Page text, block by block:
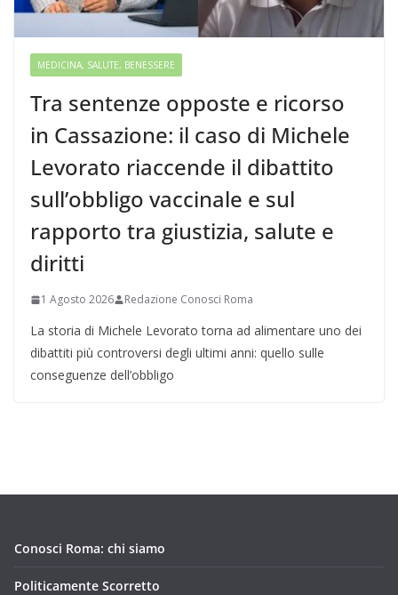
MEDICINA, SALUTE, BENESSERE
Tra sentenze opposte e ricorso
in Cassazione: il caso di Michele
Levorato riaccende il dibattito
sull’obbligo vaccinale e sul
rapporto tra giustizia, salute e
diritti
1 Agosto 2026 Redazione Conosci Roma
La storia di Michele Levorato torna ad alimentare uno dei
dibattiti più controversi degli ultimi anni: quello sulle
conseguenze dell’obbligo
Conosci Roma: chi siamo
Politicamente Scorretto